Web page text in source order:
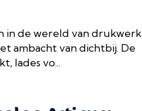
in de wereld van drukwerk
ambacht van dichtbij. De
lades vo...